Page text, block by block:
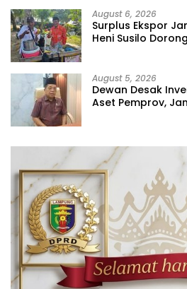
August 6, 2026
Surplus Ekspor
Heni Susilo
August 5, 2026
Dewan Desak
Aset Pemprov,